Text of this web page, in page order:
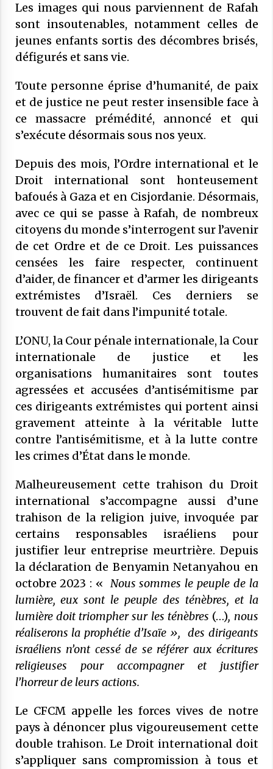
Communiqué : LE CFCM MET EN
GARDE CONTRE
L’INSTRUMENTALISATION DES
SONDAGES SUR LES MUSULMANS DE
COMMUNIQUÉ : Médiocrité et
désinformation de Florence
Bergeaud-Blackler et autres pseudo –
islamologues
9 octobre 2025
COMMUNIQUÉ : Succession de
sanctions administratives ciblant des
institutions musulmanes : le CFCM
alerte sur les risques et préjudices
6 juillet 2025
COMMUNIQUÉ : « Frères Musulmans,
voile… » Le CFCM salue les appels à
l’apaisement des plus hautes autorités
de l’État.
27 mai 2025
COMMUNIQUÉ CFCM : Vendredi 6 juin
2025 est le premier jour de l’aïd El Adha
1446H
27 mai 2025
COMMUNIQUÉ : Rapport sur les «
frères musulmans »: il ne doit surtout
pas alimenter une suspicion
généralisée à l’égard des musulmans
de France
21 mai 2025
Les images qui nous parviennent de Rafah
sont insoutenables, notamment celles de
jeunes enfants sortis des décombres brisés,
défigurés et sans vie.
Toute personne éprise d’humanité, de paix
et de justice ne peut rester insensible face à
ce massacre prémédité, annoncé et qui
s’exécute désormais sous nos yeux.
Depuis des mois, l’Ordre international et le
Droit international sont honteusement
bafoués à Gaza et en Cisjordanie. Désormais,
avec ce qui se passe à Rafah, de nombreux
citoyens du monde s’interrogent sur l’avenir
de cet Ordre et de ce Droit. Les puissances
censées les faire respecter, continuent
d’aider, de financer et d’armer les dirigeants
extrémistes d’Israël. Ces derniers se
trouvent de fait dans l’impunité totale.
L’ONU, la Cour pénale internationale, la Cour
internationale de justice et les
organisations humanitaires sont toutes
agressées et accusées d’antisémitisme par
ces dirigeants extrémistes qui portent ainsi
gravement atteinte à la véritable lutte
contre l’antisémitisme, et à la lutte contre
les crimes d’État dans le monde.
Malheureusement cette trahison du Droit
international s’accompagne aussi d’une
trahison de la religion juive, invoquée par
certains responsables israéliens pour
justifier leur entreprise meurtrière. Depuis
la déclaration de Benyamin Netanyahou en
octobre 2023 : « Nous sommes le peuple de la
lumière, eux sont le peuple des ténèbres, et la
lumière doit triompher sur les ténèbres (…), nous
réaliserons la prophétie d’Isaïe », des dirigeants
israéliens n’ont cessé de se référer aux écritures
religieuses pour accompagner et justifier
l’horreur de leurs actions.
Le CFCM appelle les forces vives de notre
pays à dénoncer plus vigoureusement cette
double trahison. Le Droit international doit
s’appliquer sans compromission à tous et